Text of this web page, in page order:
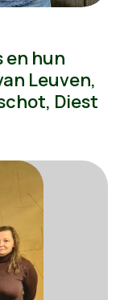
en hun
Leuven,
Diest